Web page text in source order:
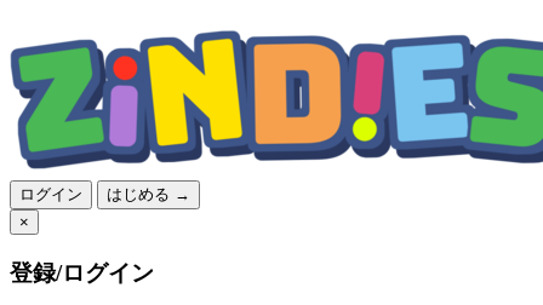
ログイン
はじめる →
×
登録/ログイン